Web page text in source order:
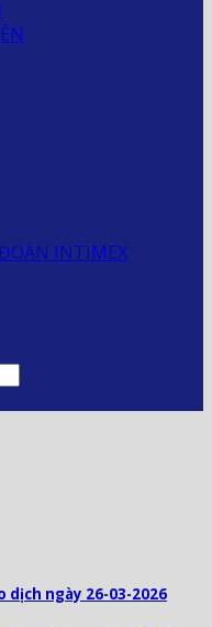
INTIMEX
dịch ngày 26-03-2026